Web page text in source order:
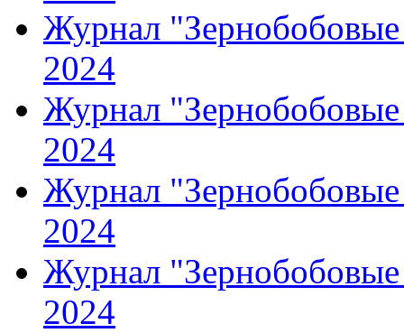
Журнал
2024
Журнал
2024
Журнал
2024
Журнал
2024